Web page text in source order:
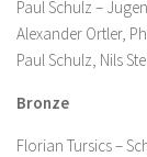
Paul Schulz –
Alexander Ortler,
Paul Schulz, Nils
Bronze
Florian Tursics –